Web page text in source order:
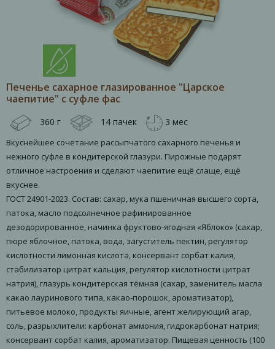
Печенье сахарное глазированное "Царское
чаепитие" с суфле фас
360 г 14 пачек 3 мес
Вкуснейшее сочетание рассыпчатого сахарного печенья и
нежного суфле в кондитерской глазури. Пирожные подарят
отличное настроения и сделают чаепитие ещё слаще, ещё
вкуснее.
ГОСТ 24901-2023. Состав: сахар, мука пшеничная высшего сорта,
патока, масло подсолнечное рафинированное
дезодорированное, начинка фруктово-ягодная «Яблоко» (сахар,
пюре яблочное, патока, вода, загуститель пектин, регулятор
кислотности лимонная кислота, консервант сорбат калия,
стабилизатор цитрат кальция, регулятор кислотности цитрат
натрия), глазурь кондитерская тёмная (сахар, заменитель масла
какао лауринового типа, какао-порошок, ароматизатор),
питьевое молоко, продукты яичные, агент желирующий агар,
соль, разрыхлители: карбонат аммония, гидрокарбонат натрия;
консервант сорбат калия, ароматизатор. Пищевая ценность (100